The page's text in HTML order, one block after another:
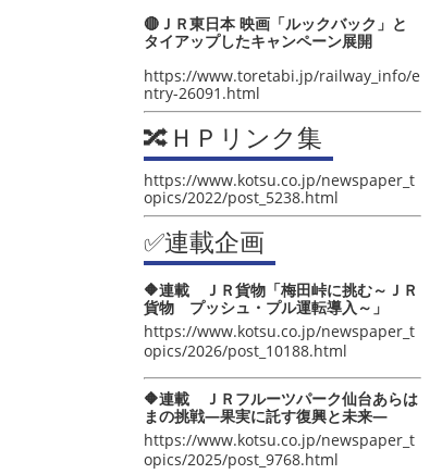
🔴ＪＲ東日本 映画「ルックバック」と
タイアップしたキャンペーン展開
https://www.toretabi.jp/railway_info/e
ntry-26091.html
🔀ＨＰリンク集
https://www.kotsu.co.jp/newspaper_t
opics/2022/post_5238.html
✅連載企画
🔶連載 ＪＲ貨物「梅田峠に挑む～ＪＲ
貨物 プッシュ・プル運転導入～」
https://www.kotsu.co.jp/newspaper_t
opics/2026/post_10188.html
🔶連載 ＪＲフルーツパーク仙台あらは
まの挑戦―果実に託す復興と未来―
https://www.kotsu.co.jp/newspaper_t
opics/2025/post_9768.html